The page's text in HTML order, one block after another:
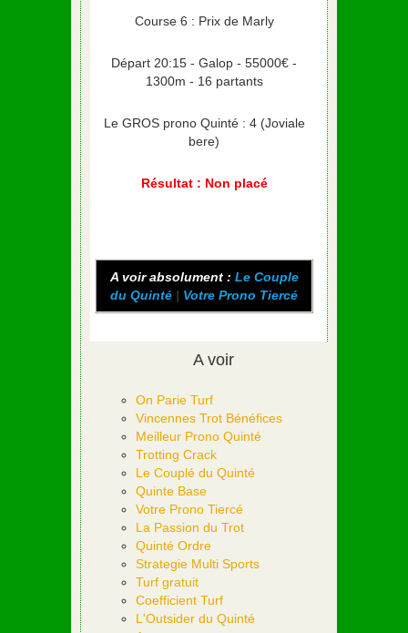
Course 6 : Prix de Marly
Départ 20:15 - Galop - 55000€ -
1300m - 16 partants
Le GROS prono Quinté : 4 (Joviale
bere)
Résultat : Non placé
A voir absolument : Le Couple
du Quinté | Votre Prono Tiercé
A voir
On Parie Turf
Vincennes Trot Bénéfices
Meilleur Prono Quinté
Trotting Crack
Le Couplé du Quinté
Quinte Base
Votre Prono Tiercé
La Passion du Trot
Quinté Ordre
Strategie Multi Sports
Turf gratuit
Coefficient Turf
L'Outsider du Quinté